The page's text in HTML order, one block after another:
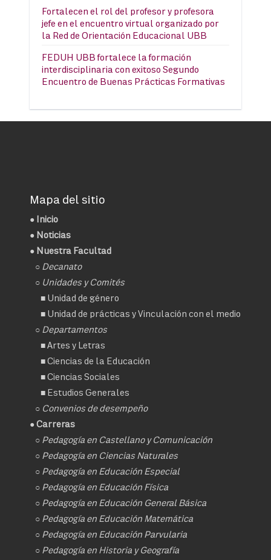
Fortalecen el rol del profesor y profesora
jefe en el encuentro virtual organizado por
la Red de Orientación Educacional UBB
FEDUH UBB fortalece la formación
interdisciplinaria con exitoso Segundo
Encuentro de Buenas Prácticas Formativas
Mapa del sitio
● Inicio
● Noticias
● Nuestra Facultad
○ Decanato
○ Unidades y Comités
■ Unidad de género
■ Unidad de prácticas y Vinculación con el medio
○ Departamentos
■Artes y Letras
■Ciencias de la Educación
■Ciencias Sociales
■ Estudios Generales
○ Convenios de desempeño
● Carreras
○ Pedagogía en Castellano y Comunicación
○ Pedagogía en Ciencias Naturales
○ Pedagogía en Educación Especial
○ Pedagogía en Educación Física
○ Pedagogía en Educación General Básica
○ Pedagogía en Educación Matemática
○ Pedagogía en Educación Parvularia
○ Pedagogía en Historia y Geografía